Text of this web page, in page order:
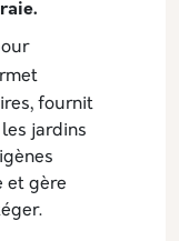
fournit
jardins
et gère